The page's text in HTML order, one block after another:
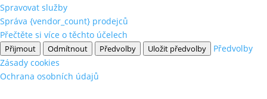
Spravovat služby
Správa {vendor_count} prodejců
Přečtěte si více o těchto účelech
Přijmout Odmítnout Předvolby Uložit předvolby
Předvolby
Zásady cookies
Ochrana osobních údajů